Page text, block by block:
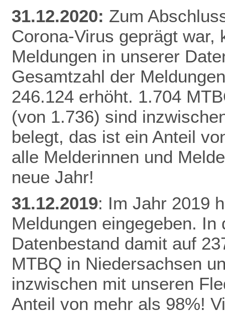
31.12.2020: Zum
Corona-Virus geprägt war,
Meldungen in unserer
Gesamtzahl der
246.124 erhöht. 1.704
(von 1.736) sind
belegt, das ist ein Anteil
alle Melderinnen und
neue Jahr!
31.12.2019: Im Jahr 2019
Meldungen eingegeben.
Datenbestand damit auf
MTBQ in Niedersachsen
inzwischen mit unseren
Anteil von mehr als 98%!